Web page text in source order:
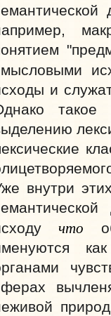
и
такое
внутри
что